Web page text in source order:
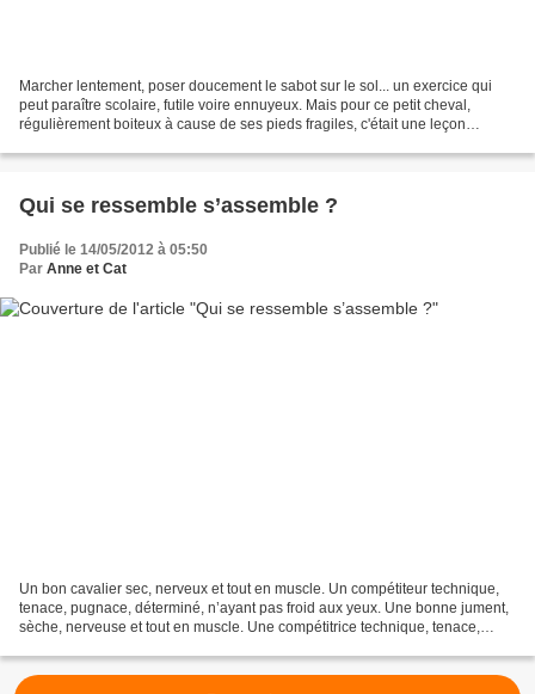
Marcher lentement, poser doucement le sabot sur le sol... un exercice qui
peut paraître scolaire, futile voire ennuyeux. Mais pour ce petit cheval,
régulièrement boiteux à cause de ses pieds fragiles, c'était une leçon
Qui se ressemble s’assemble ?
Publié le 14/05/2012 à 05:50
Par Anne et Cat
Un bon cavalier sec, nerveux et tout en muscle. Un compétiteur technique,
tenace, pugnace, déterminé, n’ayant pas froid aux yeux. Une bonne jument,
sèche, nerveuse et tout en muscle. Une compétitrice technique, tenace,